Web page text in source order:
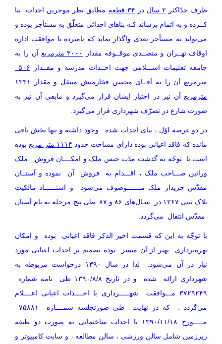
ظرف حدّاکثر ۲ سال در ۳۴ قطعه
مطابق نظر موجرین احداث بنا
کــرده و به اتمام برساند کـه بناهای احداثی متعلّق به مستأجر بوده و
می‌تواند به مستأجر بعدی واگذار نماید که نامبرده با موافقت اداره
اوقاف تهــران و متصــدی موقــوفه مقدار
۳۰۰۰ مترمربع
آن را به
جامعه تعلیمات اســـلامی جهت احــداث مدرسه و مقــدار
مترمربع آن را به آقــای محسن فخارمنش منتقل و مقدار
۱۳۴۱
مترمربع آن نیز در اختیار ایشان قرار می‌گیرد و مابقی آن نیز به
صورت شارع در تصرّف شهرداری قرار می‌گیرد.
در دو عرصه اوّل ، بنای احداث شده وجود داشته و تنها بخش باقی
مانده که فاقد اعیانی بوده دارای مساحت حدود ۱۱۱۴ متر مربع
بوده
است.با توجّه به گذشت مدّت حبس ملک و امکــــان فروش ملک
وراثین صـــاحب ملک ، اقـــدام به فروش آن نموده و آستــان
مقدّس خریدار ملک مـــــــوصوف می‌شود و اسنــــــاد مالکیت
پلاک ثبتی ۱۳۶۷ در سـال‌های ۸۶ و ۸۷ طی پنج مرحله به نام آستان
مقدّس انتقال می‌گردد.
با توجّه به این که قسمت اخیر الذکر فاقد اعیانی بوده و امکان
بهره‌برداری بهتر از آن میسر بوده تصمیم بر احداث اعیانی مورد
نیاز در آن می‌شود. لذا در سال ۱۳۹۰ درخواست مربوطه به
شهرداری ارائه شده و در تاریخ ۱۳۹۰/۸/۸ طی نامه شماره
۳۷۲۹۲۴۹ مـــوافقت شهـــــرداری با احــــداث اعیانی اعــــلام
مـــــورخ ۱۳۹۰/۱۱/۱۸ با احداث ساختمانی به صورت دو طبقه
زیرزمین شامل سالن ورزشی ، سالن مطالعه ، و سایت کامپیوتر و